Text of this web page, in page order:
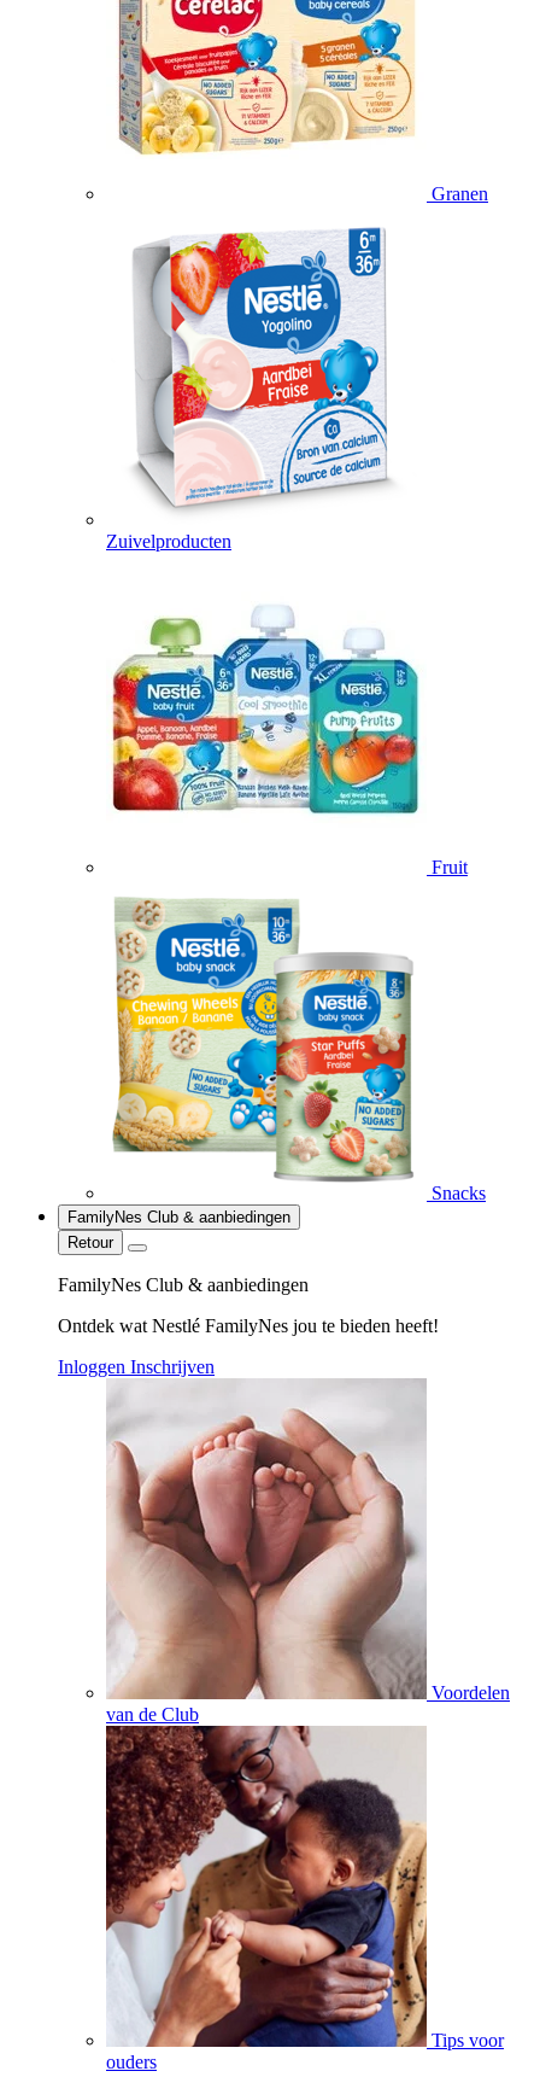
Granen
Zuivelproducten
Fruit
Snacks
FamilyNes Club & aanbiedingen
Retour
FamilyNes Club & aanbiedingen
Ontdek wat Nestlé FamilyNes jou te bieden heeft!
Inloggen Inschrijven
Voordelen
van de Club
Tips voor
ouders